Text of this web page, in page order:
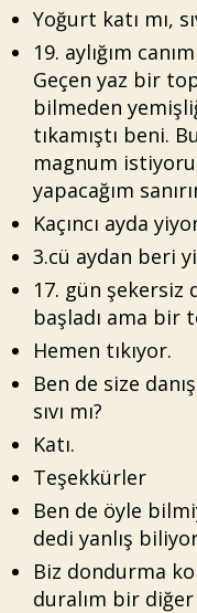
Yoğurt katı mı,
19. aylığım
Geçen yaz bir
bilmeden
tıkamıştı beni.
magnum
yapacağım
Kaçıncı ayda
3.cü aydan beri
17. gün
başladı ama bir
Hemen tıkıyor.
Ben de size
sıvı mı?
Katı.
Teşekkürler
Ben de öyle
dedi yanlış
Biz dondurma
duralım bir